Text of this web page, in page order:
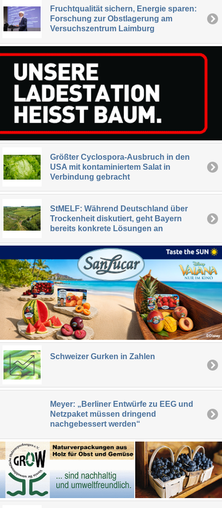
Fruchtqualität sichern, Energie sparen:
Forschung zur Obstlagerung am
Versuchszentrum Laimburg
Größter Cyclospora-Ausbruch in den
USA mit kontaminiertem Salat in
Verbindung gebracht
StMELF: Während Deutschland über
Trockenheit diskutiert, geht Bayern
bereits konkrete Lösungen an
Schweizer Gurken in Zahlen
Meyer: „Berliner Entwürfe zu EEG und
Netzpaket müssen dringend
nachgebessert werden“